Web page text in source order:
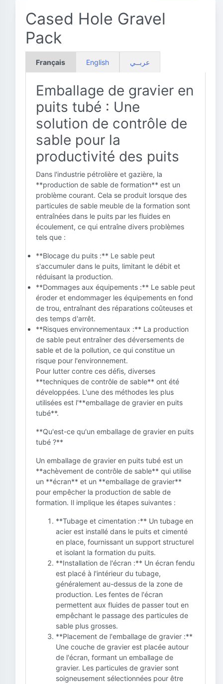
Cased Hole Gravel
Pack
Français English عربــي
Emballage de gravier en
puits tubé : Une
solution de contrôle de
sable pour la
productivité des puits
Dans l'industrie pétrolière et gazière, la
**production de sable de formation** est un
problème courant. Cela se produit lorsque des
particules de sable meuble de la formation sont
entraînées dans le puits par les fluides en
écoulement, ce qui entraîne divers problèmes
tels que :
**Blocage du puits :** Le sable peut
s'accumuler dans le puits, limitant le débit et
réduisant la production.
**Dommages aux équipements :** Le sable peut
éroder et endommager les équipements en fond
de trou, entraînant des réparations coûteuses et
des temps d'arrêt.
**Risques environnementaux :** La production
de sable peut entraîner des déversements de
sable et de la pollution, ce qui constitue un
risque pour l'environnement.
Pour lutter contre ces défis, diverses
**techniques de contrôle de sable** ont été
développées. L'une des méthodes les plus
utilisées est l'**emballage de gravier en puits
tubé**.
**Qu'est-ce qu'un emballage de gravier en puits
tubé ?**
Un emballage de gravier en puits tubé est un
**achèvement de contrôle de sable** qui utilise
un **écran** et un **emballage de gravier**
pour empêcher la production de sable de
formation. Il implique les étapes suivantes :
**Tubage et cimentation :** Un tubage en
acier est installé dans le puits et cimenté
en place, fournissant un support structurel
et isolant la formation du puits.
**Installation de l'écran :** Un écran fendu
est placé à l'intérieur du tubage,
généralement au-dessus de la zone de
production. Les fentes de l'écran
permettent aux fluides de passer tout en
empêchant le passage des particules de
sable plus grosses.
**Placement de l'emballage de gravier :**
Une couche de gravier est placée autour
de l'écran, formant un emballage de
gravier. Les particules de gravier sont
soigneusement sélectionnées pour être